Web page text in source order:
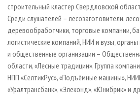
строительный кластер Свердловской
Среди слушателей – лесозаготовители,
деревообработчики, торговые компании,
логистические компаний, НИИ и вузы,
и общественные организации –
области, «Лесные традиции», Группа
НПП «СелтикРус», «Подъёмные машины»,
«Уралтрансбанк», «Элеконд», «Юнибрик» и